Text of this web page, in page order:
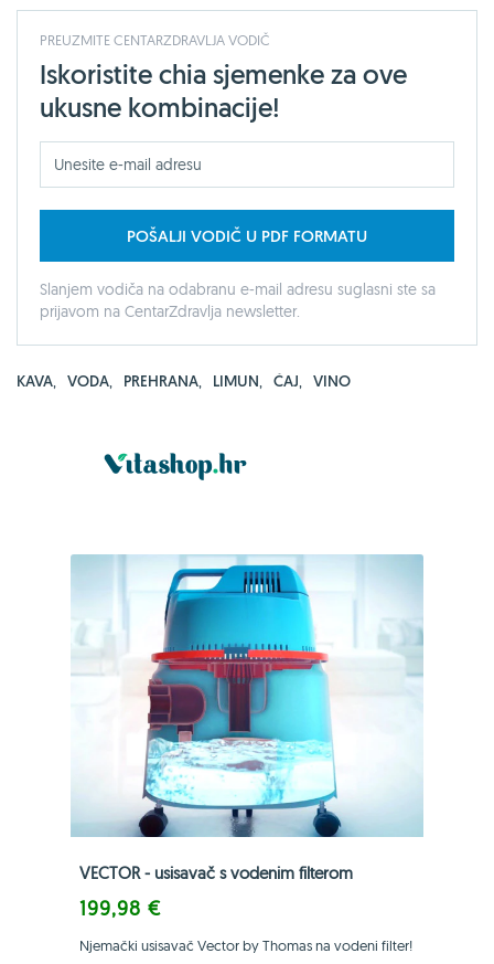
PREUZMITE CENTARZDRAVLJA VODIČ
Iskoristite chia sjemenke za ove
ukusne kombinacije!
POŠALJI VODIČ U PDF FORMATU
Slanjem vodiča na odabranu e-mail adresu suglasni ste sa
prijavom na CentarZdravlja newsletter.
KAVA, VODA, PREHRANA, LIMUN, ČAJ, VINO
VECTOR - usisavač s vodenim filterom
199,98 €
Njemački usisavač Vector by Thomas na vodeni filter!